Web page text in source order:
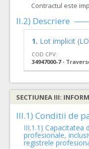
Contractul este
II.2) Descriere
1. Lot implicit
COD CPV:
34947000-7-
III.1) Conditii de
III.1.1) Capacitatea
profesionale,
registrele